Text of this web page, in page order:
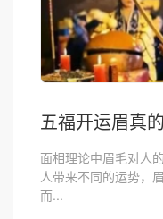
五福开运眉真
面相理论中眉毛对人
人带来不同的运势，
而...